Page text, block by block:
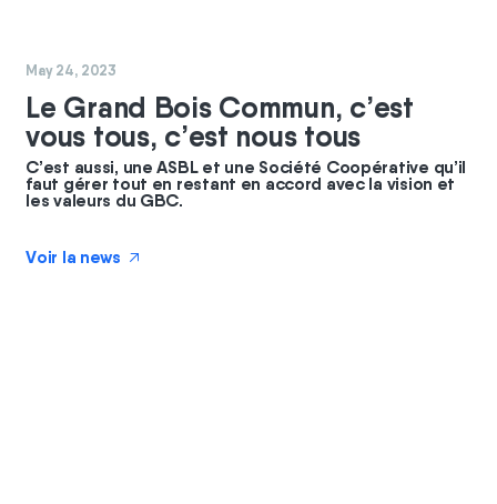
#coopérateurs
May 24, 2023
Le Grand Bois Commun, c’est
vous tous, c’est nous tous
C’est aussi, une ASBL et une Société Coopérative qu’il
faut gérer tout en restant en accord avec la vision et
les valeurs du GBC.
Voir la news ↗